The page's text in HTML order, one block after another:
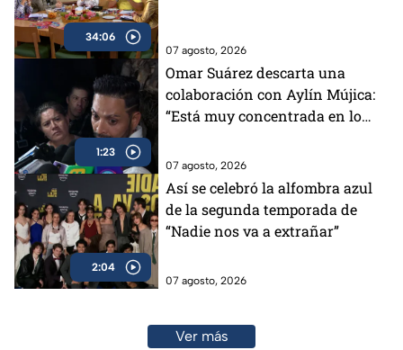
34:06
07 agosto, 2026
1:23
Omar Suárez descarta una
colaboración con Aylín Mújica:
“Está muy concentrada en lo
07 agosto, 2026
2:04
Así se celebró la alfombra azul
de la segunda temporada de
“Nadie nos va a extrañar”
07 agosto, 2026
Ver más